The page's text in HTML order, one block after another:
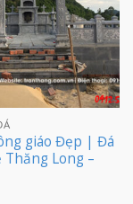
giáo Đẹp | Đá
Thăng Long –